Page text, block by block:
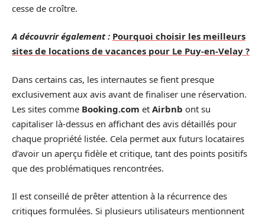
cesse de croître.
A découvrir également : Pourquoi choisir les meilleurs
sites de locations de vacances pour Le Puy-en-Velay ?
Dans certains cas, les internautes se fient presque
exclusivement aux avis avant de finaliser une réservation.
Les sites comme Booking.com et Airbnb ont su
capitaliser là-dessus en affichant des avis détaillés pour
chaque propriété listée. Cela permet aux futurs locataires
d’avoir un aperçu fidèle et critique, tant des points positifs
que des problématiques rencontrées.
Il est conseillé de prêter attention à la récurrence des
critiques formulées. Si plusieurs utilisateurs mentionnent